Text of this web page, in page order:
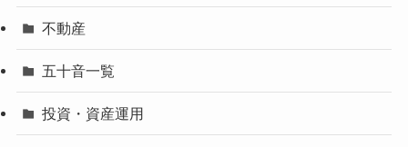
不動産
五十音一覧
投資・資産運用